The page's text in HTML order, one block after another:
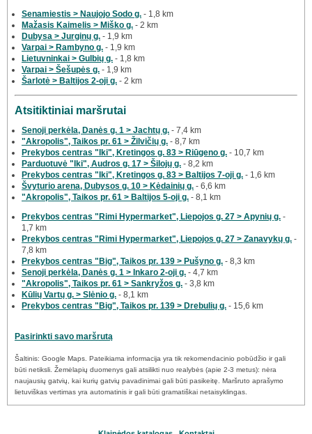
Senamiestis > Naujojo Sodo g. - 1,8 km
Mažasis Kaimelis > Miško g. - 2 km
Dubysa > Jurginų g. - 1,9 km
Varpai > Rambyno g. - 1,9 km
Lietuvninkai > Gulbių g. - 1,8 km
Varpai > Šešupės g. - 1,9 km
Šarlotė > Baltijos 2-oji g. - 2 km
Atsitiktiniai maršrutai
Senoji perkėla, Danės g. 1 > Jachtų g. - 7,4 km
"Akropolis", Taikos pr. 61 > Žilvičių g. - 8,7 km
Prekybos centras "Iki", Kretingos g. 83 > Riūgeno g. - 10,7 km
Parduotuvė "Iki", Audros g. 17 > Šilojų g. - 8,2 km
Prekybos centras "Iki", Kretingos g. 83 > Baltijos 7-oji g. - 1,6 km
Švyturio arena, Dubysos g. 10 > Kėdainių g. - 6,6 km
"Akropolis", Taikos pr. 61 > Baltijos 5-oji g. - 8,1 km
Prekybos centras "Rimi Hypermarket", Liepojos g. 27 > Apynių g. -
1,7 km
Prekybos centras "Rimi Hypermarket", Liepojos g. 27 > Zanavykų g. -
7,8 km
Prekybos centras "Big", Taikos pr. 139 > Pušyno g. - 8,3 km
Senoji perkėla, Danės g. 1 > Inkaro 2-oji g. - 4,7 km
"Akropolis", Taikos pr. 61 > Sankryžos g. - 3,8 km
Kūlių Vartų g. > Slėnio g. - 8,1 km
Prekybos centras "Big", Taikos pr. 139 > Drebulių g. - 15,6 km
Pasirinkti savo maršrutą
Šaltinis: Google Maps. Pateikiama informacija yra tik rekomendacinio pobūdžio ir gali
būti netiksli. Žemėlapių duomenys gali atsilikti nuo realybės (apie 2-3 metus): nėra
naujausių gatvių, kai kurių gatvių pavadinimai gali būti pasikeitę. Maršruto aprašymo
lietuviškas vertimas yra automatinis ir gali būti gramatiškai netaisyklingas.